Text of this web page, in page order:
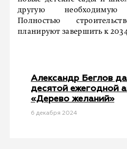
другую необходимую
Полностью
планируют завершить к
Александр Беглов
десятой ежегодной
«Дерево желаний»
6 декабря 2024